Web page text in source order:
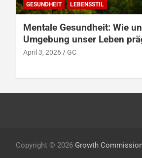
GESUNDHEIT LEBENSSTIL
Mentale Gesundheit: Wie
Umgebung unser Leben
April 3, 2026 GC
Copyright © 2026 Growth